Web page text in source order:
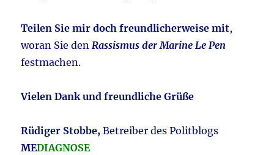
Teilen Sie mir doch freundlicherweise mit,
woran Sie denRassismus der Marine Le Pen
festmachen.
Vielen Dank und freundliche Grüße
Rüdiger Stobbe, Betreiber des Politblogs
MEDIAGNOSE